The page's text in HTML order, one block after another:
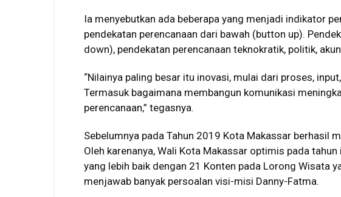
Ia menyebutkan ada beberapa yang menjadi indikator
pendekatan perencanaan dari bawah (button up).
down), pendekatan perencanaan teknokratik, politik,
“Nilainya paling besar itu inovasi, mulai dari proses,
Termasuk bagaimana membangun komunikasi
perencanaan,” tegasnya.
Sebelumnya pada Tahun 2019 Kota Makassar berhasil
Oleh karenanya, Wali Kota Makassar optimis pada
yang lebih baik dengan 21 Konten pada Lorong Wisata
menjawab banyak persoalan visi-misi Danny-Fatma.